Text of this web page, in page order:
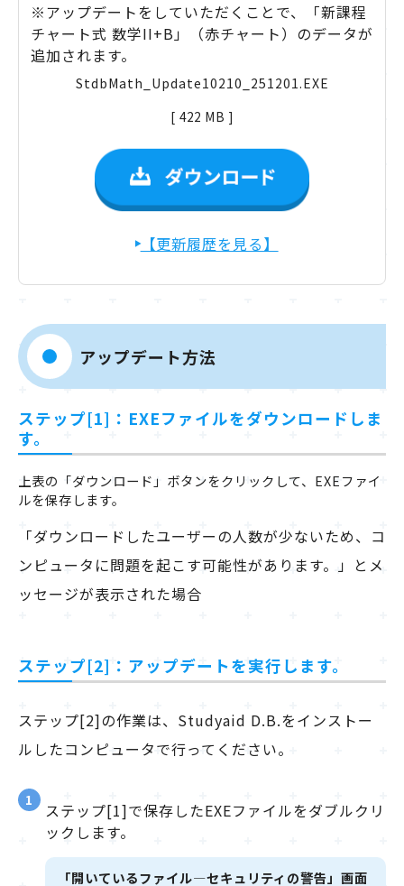
※アップデートをしていただくことで、「新課程
チャート式 数学II+B」（赤チャート）のデータが
追加されます。
StdbMath_Update10210_251201.EXE
[ 422 MB ]
【更新履歴を見る】
アップデート方法
ステップ[1]：EXEファイルをダウンロードしま
す。
上表の「ダウンロード」ボタンをクリックして、EXEファイ
ルを保存します。
「ダウンロードしたユーザーの人数が少ないため、コ
ンピュータに問題を起こす可能性があります。」とメ
ッセージが表示された場合
ステップ[2]：アップデートを実行します。
ステップ[2]の作業は、Studyaid D.B.をインストー
ルしたコンピュータで行ってください。
1
ステップ[1]で保存したEXEファイルをダブルクリ
ックします。
「開いているファイル―セキュリティの警告」画面